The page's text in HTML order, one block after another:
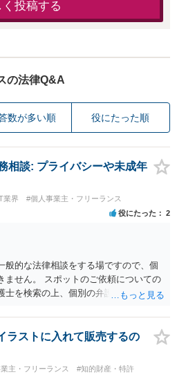
く投稿する
の法律Q&A
数が多い順 役にたった順
相談: プライバシーや未成年
業界 #個人事業主・フリーランス
役にたった 2
般的な法律相談をする場ですので、個
ません。 スポットのご依頼についての
士を検索の上、個別の弁護士にご連絡
ラストに入れて販売するの
主・フリーランス
#知的財産・特許